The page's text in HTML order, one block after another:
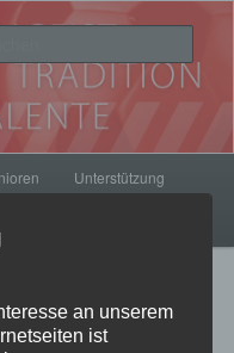
Unterstützung
an unserem
ist